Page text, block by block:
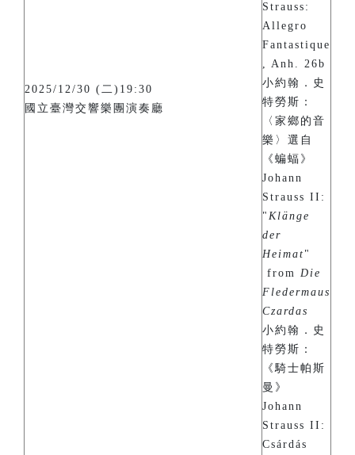
2025/12/30 (二)19:30
國立臺灣交響樂團演奏廳
Strauss:
Allegro
Fantastique
, Anh. 26b
小約翰．史
特勞斯：
〈家鄉的音
樂〉選自
《蝙蝠》
Johann
Strauss II:
" Klänge
der
Heimat "
from Die
Fledermaus
Czardas
小約翰．史
特勞斯：
《騎士帕斯
曼》
Johann
Strauss II:
Csárdás